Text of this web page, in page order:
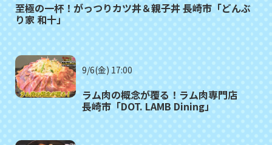
至極の一杯！がっつりカツ丼＆親子丼 長崎市「どんぶ
り家 和十」
9/6(金) 17:00
ラム肉の概念が覆る！ラム肉専門店
長崎市「DOT. LAMB Dining」